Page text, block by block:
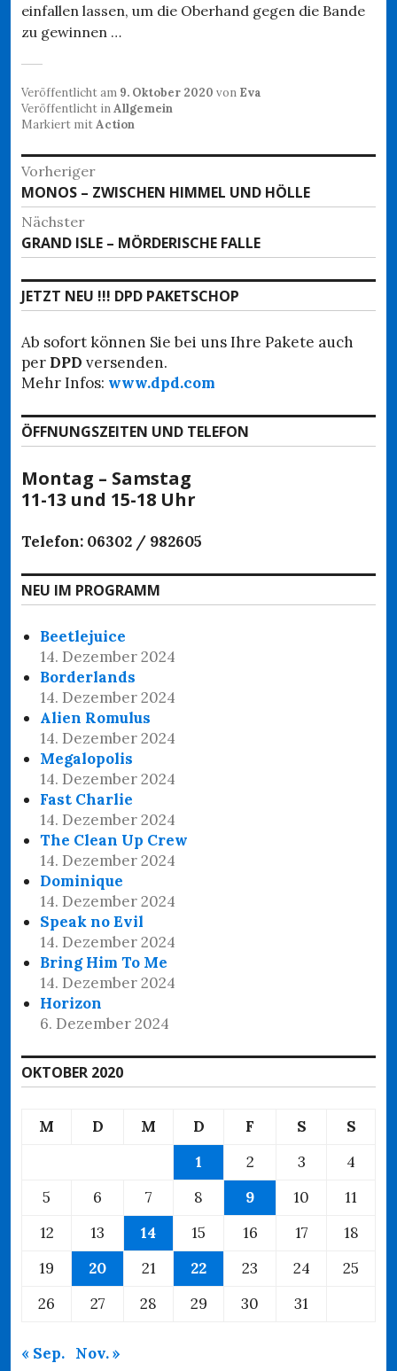
einfallen lassen, um die Oberhand gegen die Bande
zu gewinnen …
Veröffentlicht am 9. Oktober 2020 von Eva
Veröffentlicht inAllgemein
Markiert mitAction
Beitragsnavigation
Vorheriger
Vorheriger
Beitrag:
MONOS – ZWISCHEN HIMMEL UND HÖLLE
Nächster
Nächster
Beitrag:
GRAND ISLE – MÖRDERISCHE FALLE
JETZT NEU !!! DPD PAKETSCHOP
Ab sofort können Sie bei uns Ihre Pakete auch
per DPD versenden.
Mehr Infos: www.dpd.com
ÖFFNUNGSZEITEN UND TELEFON
Montag – Samstag
11-13 und 15-18 Uhr
Telefon: 06302 / 982605
NEU IM PROGRAMM
Beetlejuice
14. Dezember 2024
Borderlands
14. Dezember 2024
Alien Romulus
14. Dezember 2024
Megalopolis
14. Dezember 2024
Fast Charlie
14. Dezember 2024
The Clean Up Crew
14. Dezember 2024
Dominique
14. Dezember 2024
Speak no Evil
14. Dezember 2024
Bring Him To Me
14. Dezember 2024
Horizon
6. Dezember 2024
OKTOBER 2020
M D M D F S
S
1
2 3
4
5
6 7 8 9 10
11
12
13 14 15 16 17
18
19
20 21 22 23 24
25
26
27 28 29 30 31
« Sep. Nov. »